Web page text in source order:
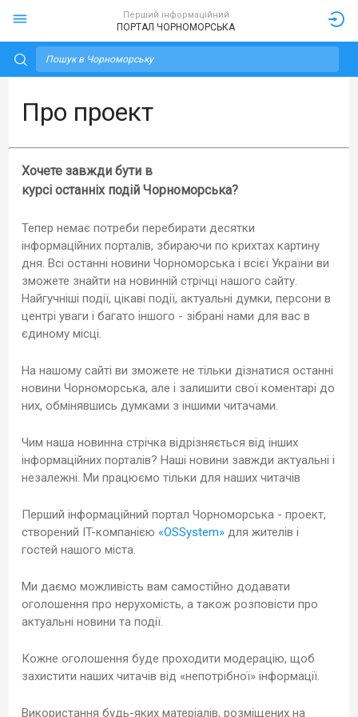
Перший інформаційний
ПОРТАЛ ЧОРНОМОРСЬКА
Про проект
Хочете завжди бути в
курсі останніх подій Чорноморська?
Тепер немає потреби перебирати десятки
інформаційних порталів, збираючи по крихтах картину
дня. Всі останні новини Чорноморська і всієї України ви
зможете знайти на новинній стрічці нашого сайту.
Найгучніші події, цікаві події, актуальні думки, персони в
центрі уваги і багато іншого - зібрані нами для вас в
єдиному місці.
На нашому сайті ви зможете не тільки дізнатися останні
новини Чорноморська, але і залишити свої коментарі до
них, обмінявшись думками з іншими читачами.
Чим наша новинна стрічка відрізняється від інших
інформаційних порталів? Наші новини завжди актуальні і
незалежні. Ми працюємо тільки для наших читачів
Перший інформаційний портал Чорноморська - проект,
створений IT-компанією «OSSystem» для жителів і
гостей нашого міста.
Ми даємо можливість вам самостійно додавати
оголошення про нерухомість, а також розповісти про
актуальні новини та події.
Кожне оголошення буде проходити модерацію, щоб
захистити наших читачів від «непотрібної» інформації.
Використання будь-яких матеріалів, розміщених на